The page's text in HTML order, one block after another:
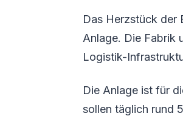
Das Herzstück der
Anlage. Die Fabrik
Logistik-
Die Anlage ist für
sollen täglich rund